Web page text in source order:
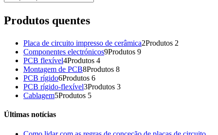
Produtos quentes
Placa de circuito impresso de cerâmica2Produtos 2
Componentes electrónicos9Produtos 9
PCB flexível4Produtos 4
Montagem de PCB8Produtos 8
PCB rígido6Produtos 6
PCB rígido-flexível3Produtos 3
Cablagem5Produtos 5
Últimas notícias